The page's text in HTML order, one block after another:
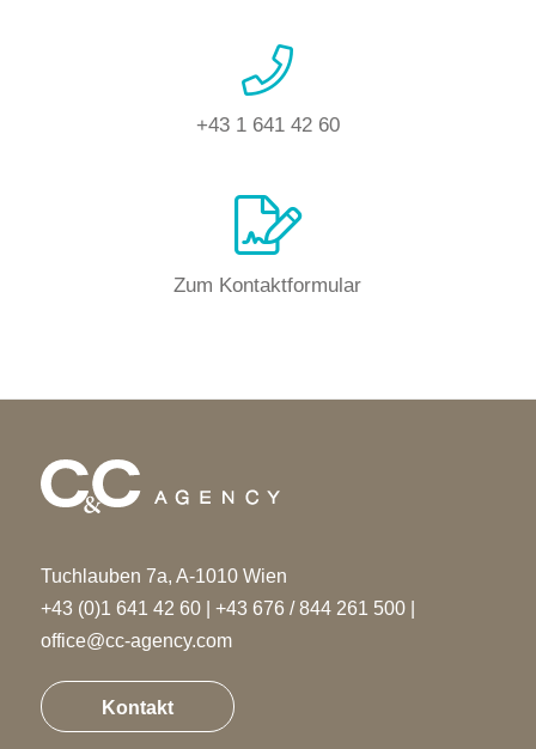
+43 1 641 42 60
Zum Kontaktformular
Tuchlauben 7a, A-1010 Wien
+43 (0)1 641 42 60| +43 676 / 844 261 500|
office@cc-agency.com
Kontakt